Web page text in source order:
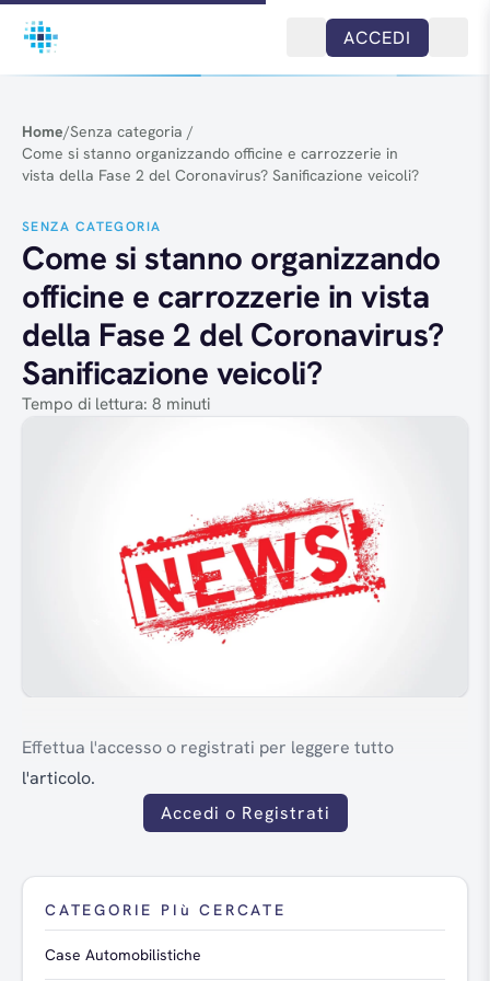
Salta al contenuto
ACCEDI
Home/Senza categoria /
Come si stanno organizzando officine e carrozzerie in
vista della Fase 2 del Coronavirus? Sanificazione veicoli?
SENZA CATEGORIA
Come si stanno organizzando
officine e carrozzerie in vista
della Fase 2 del Coronavirus?
Sanificazione veicoli?
Tempo di lettura: 8 minuti
Effettua l'accesso o registrati per leggere tutto
l'articolo.
Accedi o Registrati
CATEGORIE PIù CERCATE
Case Automobilistiche